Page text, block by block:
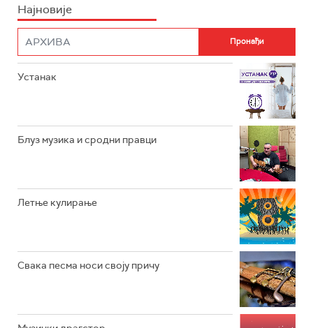
РАДИО РОКЕНРОЛЕР
РАДИО ЏЕЗЕР
Најновије
Устанак
Блуз музика и сродни правци
Летње кулирање
Свака песма носи своју причу